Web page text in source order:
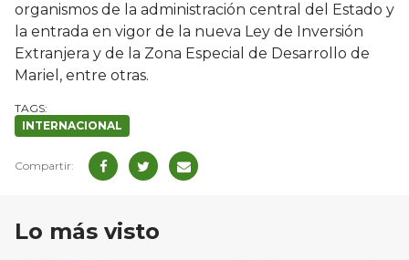
organismos de la administración central del Estado y
la entrada en vigor de la nueva Ley de Inversión
Extranjera y de la Zona Especial de Desarrollo de
Mariel, entre otras.
INTERNACIONAL
Lo más visto